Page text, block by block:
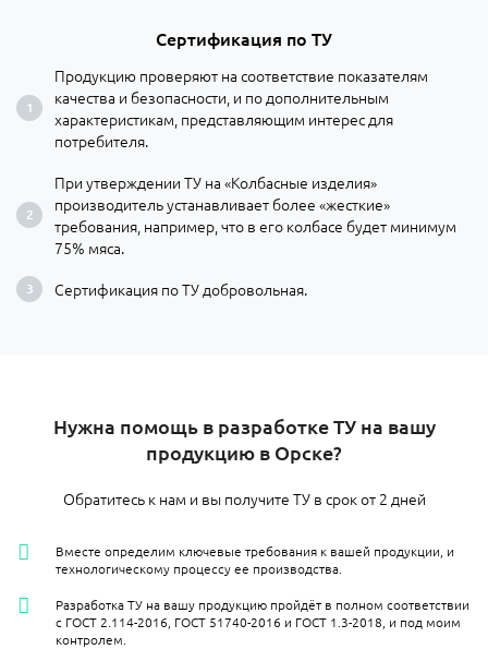
Сертификация по ТУ
Продукцию проверяют на соответствие показателям
качества и безопасности, и по дополнительным
характеристикам, представляющим интерес для
потребителя.
При утверждении ТУ на «Колбасные изделия»
производитель устанавливает более «жесткие»
требования, например, что в его колбасе будет минимум
75% мяса.
Сертификация по ТУ добровольная.
Нужна помощь в разработке ТУ на вашу
продукцию в Орске?
Обратитесь к нам и вы получите ТУ в срок от 2 дней
Вместе определим ключевые требования к вашей продукции, и
технологическому процессу ее производства.
Разработка ТУ на вашу продукцию пройдёт в полном соответствии
с ГОСТ 2.114-2016, ГОСТ 51740-2016 и ГОСТ 1.3-2018, и под моим
контролем.